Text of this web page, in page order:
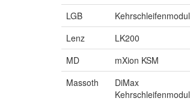
LGB
Kehrschleifenmodul
Lenz
LK200
MD
mXion KSM
Massoth
DiMax
Kehrschleifenmodul